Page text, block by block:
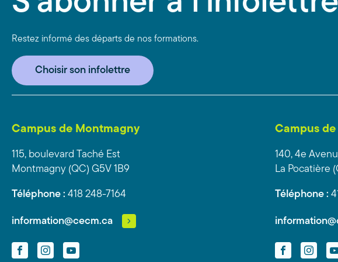
Restez informé des départs de nos formations.
Choisir son infolettre
Campus de Montmagny
115, boulevard Taché Est
Montmagny (QC) G5V 1B9
Téléphone : 418 248-7164
information@cecm.ca
FacebookInstagramYouTube
Campus
140, 4e
La Pocatière
Téléphone :
FacebookInstagram